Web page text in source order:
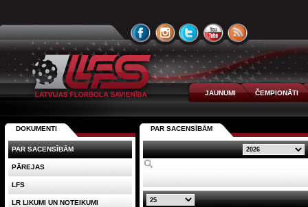
JAUNUMI ČEMPIONĀTI
PAR SACENSĪBĀM
DOKUMENTI
PAR SACENSĪBĀM
PĀREJAS
LFS
LR LIKUMI UN NOTEIKUMI